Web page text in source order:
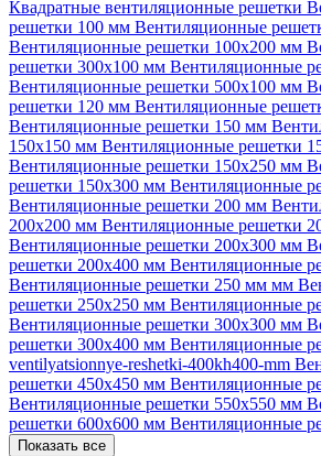
Квадратные вентиляционные решетки
решетки 100 мм Вентиляционные
Вентиляционные решетки 100х200 мм
решетки 300х100 мм Вентиляционные
Вентиляционные решетки 500х100 мм
решетки 120 мм Вентиляционные
Вентиляционные решетки 150 мм
150х150 мм Вентиляционные решетки
Вентиляционные решетки 150х250 мм
решетки 150х300 мм Вентиляционные
Вентиляционные решетки 200 мм
200х200 мм Вентиляционные решетки
Вентиляционные решетки 200х300 мм
решетки 200х400 мм Вентиляционные
Вентиляционные решетки 250 мм мм
решетки 250х250 мм Вентиляционные
Вентиляционные решетки 300х300 мм
решетки 300х400 мм Вентиляционные
ventilyatsionnye-reshetki-400kh400-mm
решетки 450х450 мм Вентиляционные
Вентиляционные решетки 550х550 мм
решетки 600х600 мм Вентиляционные
Показать все